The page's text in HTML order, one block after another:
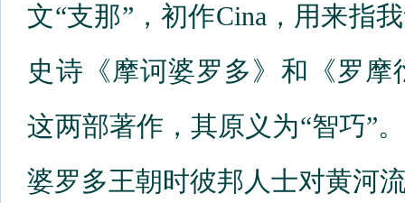
文“支那”，初作Cina，用来指
史诗《摩诃婆罗多》和《罗
这两部著作，其原义为“智巧”
婆罗多王朝时彼邦人士对黄河